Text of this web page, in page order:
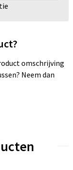
omschrijving
Neem dan